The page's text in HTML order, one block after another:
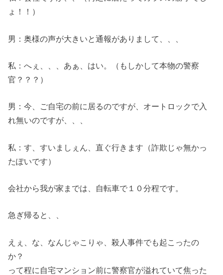
ょ！！）
男：奥様の声が大きいと通報がありまして、、、
私：へぇ、、、あぁ、はい。（もしかして本物の警察
官？？？）
男：今、ご自宅の前に居るのですが、オートロックで入
れ無いのですが、、、
私：す、すいましぇん、直ぐ行きます（詐欺じゃ無かっ
たぽいです）
会社から我が家までは、自転車で１０分程です。
急ぎ帰ると、、
えぇ、な、なんじゃこりゃ、殺人事件でも起こったの
か？
って程に自宅マンション前に警察官が溢れていて焦った